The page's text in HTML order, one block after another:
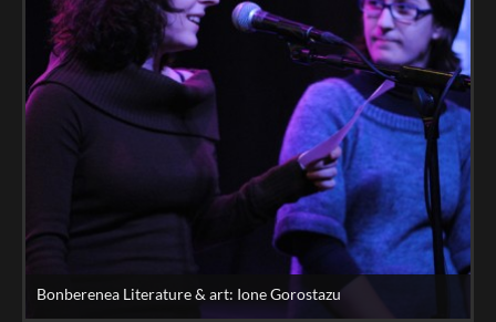
Bonberenea Literature & art: Ione Gorostazu